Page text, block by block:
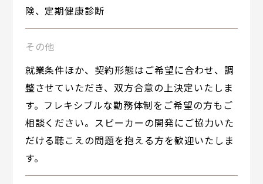
険、定期健康診断
その他
就業条件ほか、契約形態はご希望に合わせ、調
整させていただき、双方合意の上決定いたしま
す。フレキシブルな勤務体制をご希望の方もご
相談ください。スピーカーの開発にご協力いた
だける聴こえの問題を抱える方を歓迎いたしま
す。